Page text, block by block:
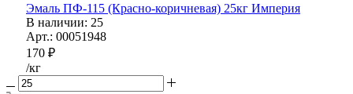
Эмаль ПФ-115 (Красно-коричневая) 25кг Империя
В наличии: 25
Арт.: 00051948
170 ₽
/кг